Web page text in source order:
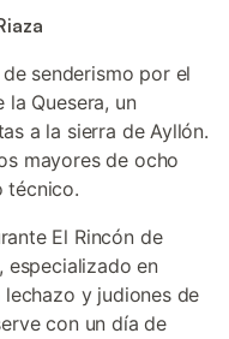
senderismo por el
la Quesera, un
a la sierra de Ayllón.
mayores de ocho
técnico.
El Rincón de
especializado en
y judiones de
con un día de